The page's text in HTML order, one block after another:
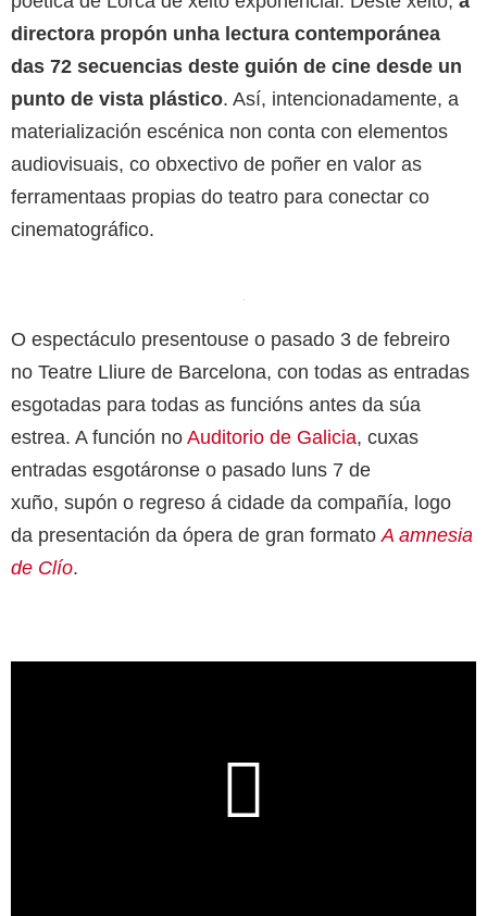
directora propón unha lectura contemporánea
das 72 secuencias deste guión de cine desde un
punto de vista plástico. Así, intencionadamente, a
materialización escénica non conta con elementos
audiovisuais, co obxectivo de poñer en valor as
ferramentaas propias do teatro para conectar co
cinematográfico.
O espectáculo presentouse o pasado 3 de febreiro
no Teatre Lliure de Barcelona, con todas as entradas
esgotadas para todas as funcións antes da súa
estrea. A función no Auditorio de Galicia, cuxas
entradas esgotáronse o pasado luns 7 de
xuño, supón o regreso á cidade da compañía, logo
da presentación da ópera de gran formato A amnesia
de Clío.